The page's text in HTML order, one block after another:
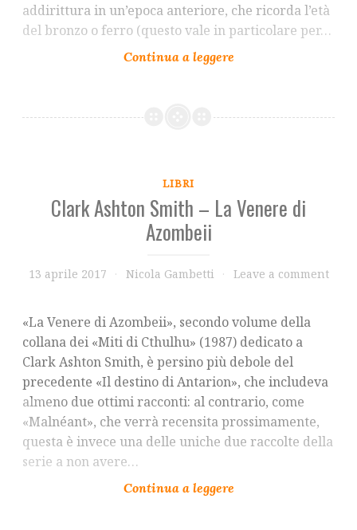
addirittura in un’epoca anteriore, che ricorda l’età
del bronzo o ferro (questo vale in particolare per…
LIBRI
Clark Ashton Smith – La Venere di
Azombeii
13 aprile 2017 Nicola Gambetti Leave a comment
«La Venere di Azombeii», secondo volume della
collana dei «Miti di Cthulhu» (1987) dedicato a
Clark Ashton Smith, è persino più debole del
precedente «Il destino di Antarion», che includeva
almeno due ottimi racconti: al contrario, come
«Malnéant», che verrà recensita prossimamente,
questa è invece una delle uniche due raccolte della
serie a non avere…